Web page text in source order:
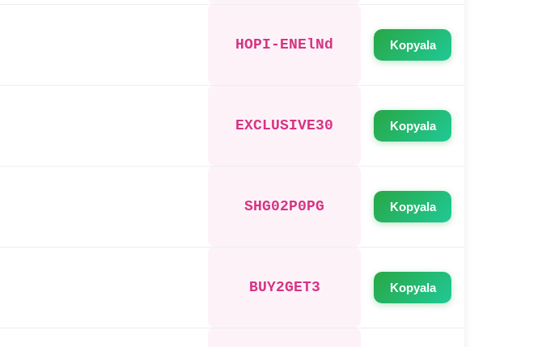
HOPI-ENElNd Kopyala
EXCLUSIVE30 Kopyala
SHG02P0PG Kopyala
BUY2GET3 Kopyala